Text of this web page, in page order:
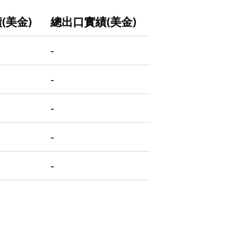
美金)
總出口實績(美金)
-
-
-
-
-